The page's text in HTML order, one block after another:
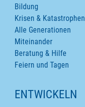
Bildung
Krisen & Katastrophen
Alle Generationen
Miteinander
Beratung & Hilfe
Feiern und Tagen
ENTWICKELN